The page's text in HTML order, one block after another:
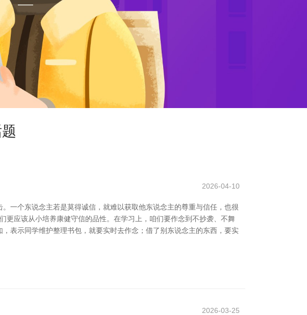
2026-04-10
一个东说念主若是莫得诚信，就难以获取他东说念主的尊重与信任，也很
应该从小培养康健守信的品性。在学习上，咱们要作念到不抄袭、不舞
表示同学维护整理书包，就要实时去作念；借了别东说念主的东西，要实
2026-03-25